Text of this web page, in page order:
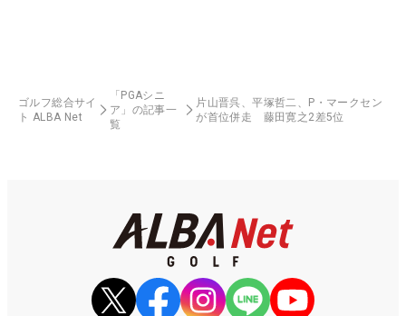
ゴルフ総合サイ
ト ALBA Net
「PGAシニ
ア」の記事一
覧
片山晋呉、平塚哲二、P・マークセン
が首位併走 藤田寛之2差5位